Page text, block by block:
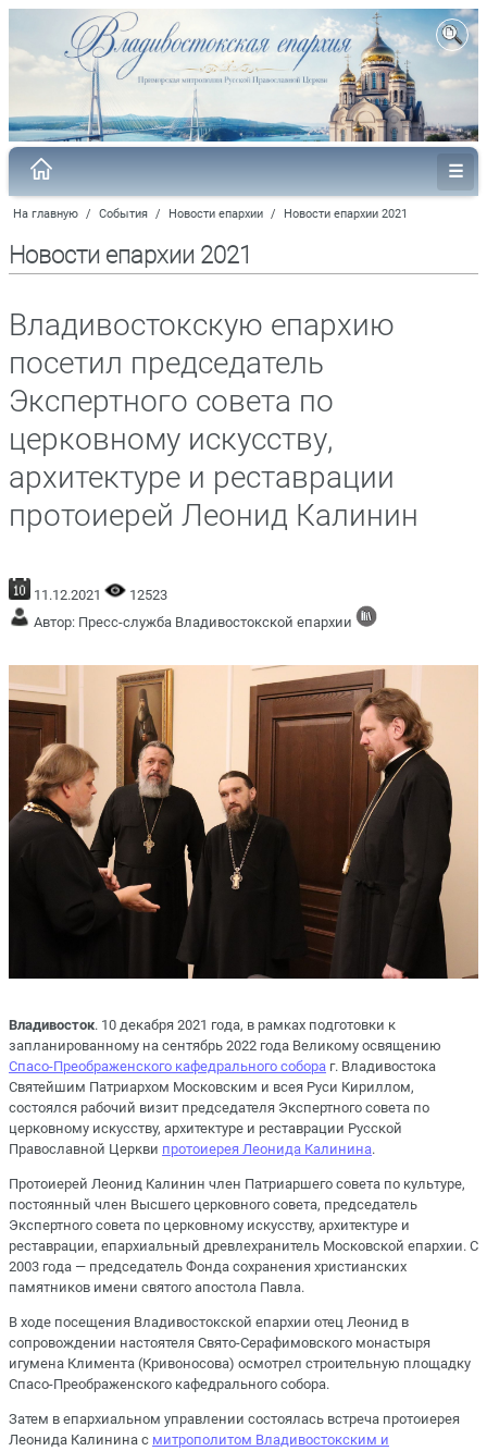
На главную / События / Новости епархии / Новости епархии 2021
Новости епархии 2021
Владивостокскую епархию
посетил председатель
Экспертного совета по
церковному искусству,
архитектуре и реставрации
протоиерей Леонид Калинин
11.12.2021
12523
Автор: Пресс-служба Владивостокской епархии
Владивосток. 10 декабря 2021 года, в рамках подготовки к
запланированному на сентябрь 2022 года Великому освящению
Спасо-Преображенского кафедрального собора г. Владивостока
Святейшим Патриархом Московским и всея Руси Кириллом,
состоялся рабочий визит председателя Экспертного совета по
церковному искусству, архитектуре и реставрации Русской
Православной Церкви протоиерея Леонида Калинина.
Протоиерей Леонид Калинин член Патриаршего совета по культуре,
постоянный член Высшего церковного совета, председатель
Экспертного совета по церковному искусству, архитектуре и
реставрации, епархиальный древлехранитель Московской епархии. С
2003 года — председатель Фонда сохранения христианских
памятников имени святого апостола Павла.
В ходе посещения Владивостокской епархии отец Леонид в
сопровождении настоятеля Свято-Серафимовского монастыря
игумена Климента (Кривоносова) осмотрел строительную площадку
Спасо-Преображенского кафедрального собора.
Затем в епархиальном управлении состоялась встреча протоиерея
Леонида Калинина с митрополитом Владивостокским и